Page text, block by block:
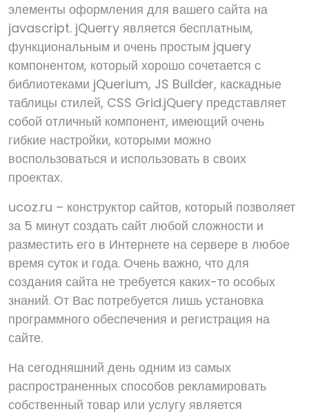
элементы оформления для вашего сайта на
javascript. jQuerry является бесплатным,
функциональным и очень простым jquery
компонентом, который хорошо сочетается с
библиотеками jQuerium, JS Builder, каскадные
таблицы стилей, CSS Grid.jQuery представляет
собой отличный компонент, имеющий очень
гибкие настройки, которыми можно
воспользоваться и использовать в своих
проектах.
ucoz.ru – конструктор сайтов, который позволяет
за 5 минут создать сайт любой сложности и
разместить его в Интернете на сервере в любое
время суток и года. Очень важно, что для
создания сайта не требуется каких-то особых
знаний. От Вас потребуется лишь установка
программного обеспечения и регистрация на
сайте.
На сегодняшний день одним из самых
распространенных способов рекламировать
собственный товар или услугу является